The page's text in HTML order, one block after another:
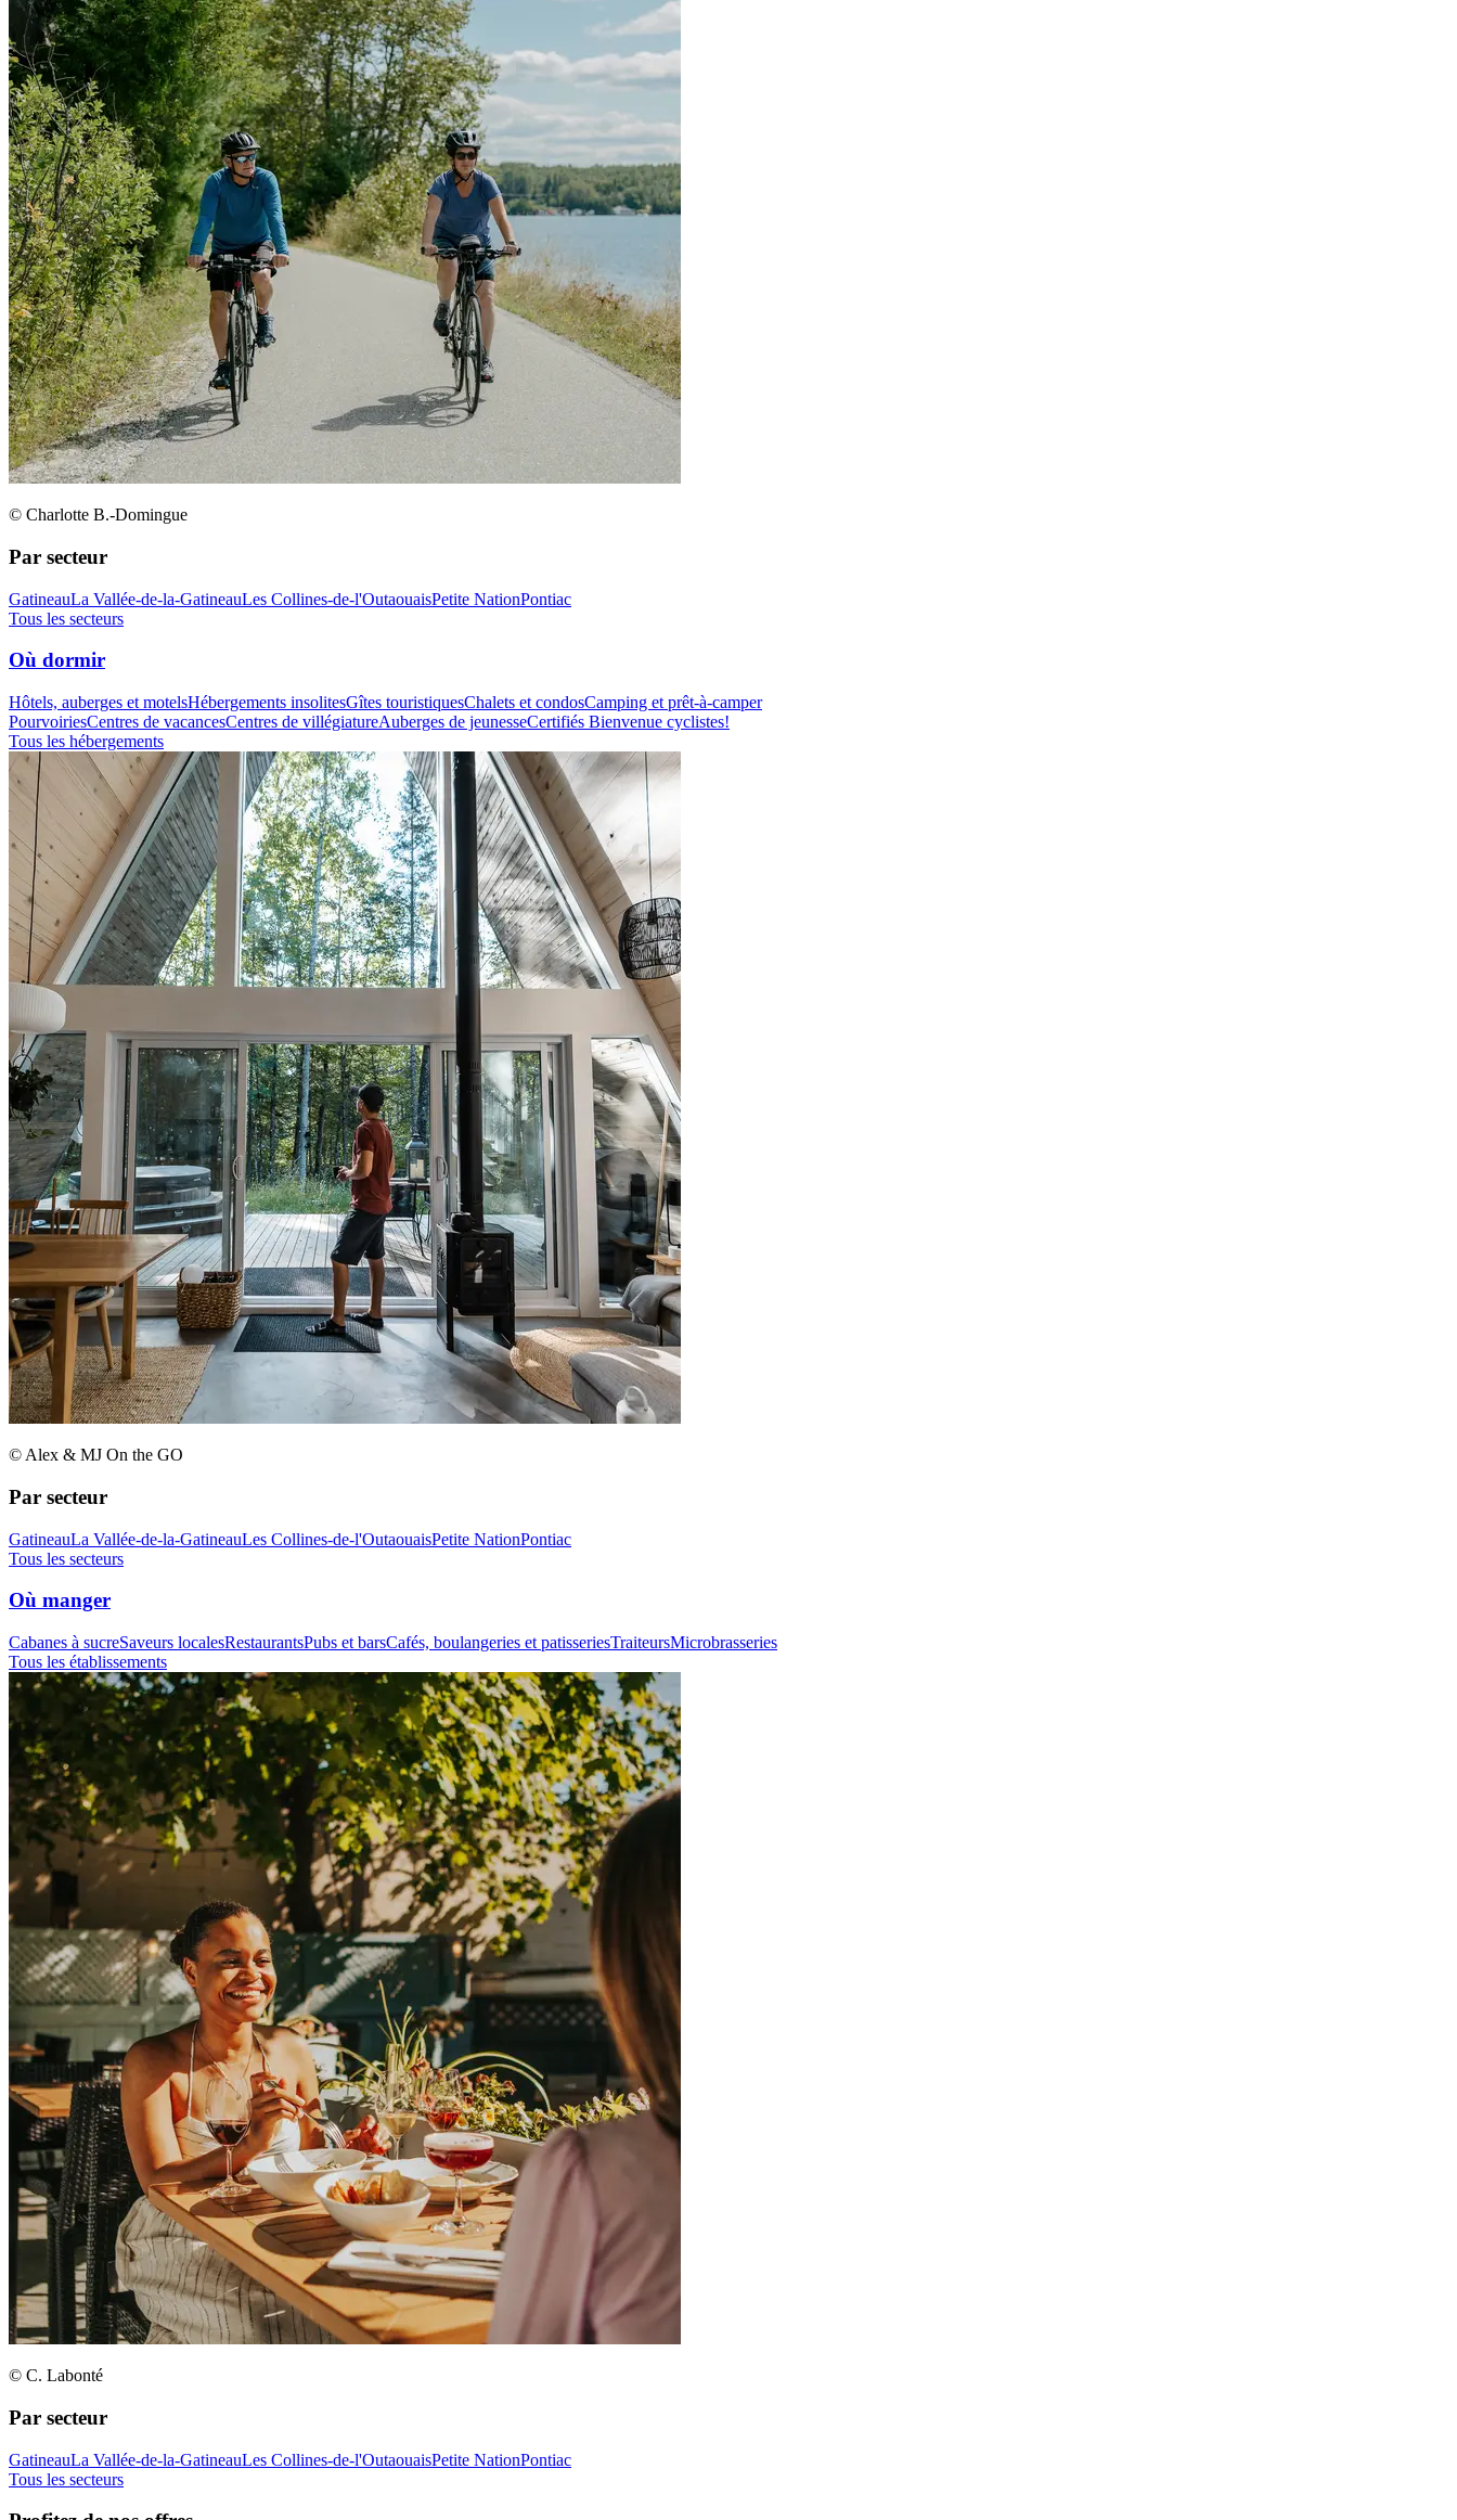
© Charlotte B.-Domingue
Par secteur
GatineauLa Vallée-de-la-GatineauLes Collines-de-l'OutaouaisPetite NationPontiac
Tous les secteurs
Où dormir
Hôtels, auberges et motelsHébergements insolitesGîtes touristiquesChalets et condosCamping et prêt-à-camper
PourvoiriesCentres de vacancesCentres de villégiatureAuberges de jeunesseCertifiés Bienvenue cyclistes!
Tous les hébergements
© Alex & MJ On the GO
Par secteur
GatineauLa Vallée-de-la-GatineauLes Collines-de-l'OutaouaisPetite NationPontiac
Tous les secteurs
Où manger
Cabanes à sucreSaveurs localesRestaurantsPubs et barsCafés, boulangeries et patisseriesTraiteursMicrobrasseries
Tous les établissements
© C. Labonté
Par secteur
GatineauLa Vallée-de-la-GatineauLes Collines-de-l'OutaouaisPetite NationPontiac
Tous les secteurs